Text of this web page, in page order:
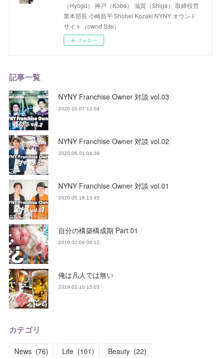
（Hyogo） 神戸（Kobe） 滋賀（Shiga） 取締役営
業本部長 小崎昌平 Shohei Kozaki NYNY オウンド
サイト（ownd Site）
フォロー
記事一覧
NYNY Franchise Owner 対談 vol.03
2020.10.07 13:04
NYNY Franchise Owner 対談 vol.02
2020.06.01 04:39
NYNY Franchise Owner 対談 vol.01
2020.05.18 13:45
自分の構築構成期 Part.01
2019.02.09 08:12
俺は凡人では無い
2019.01.10 15:03
カテゴリ
News (76) Life (101) Beauty (22)